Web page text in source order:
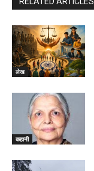
लेख
कहानी